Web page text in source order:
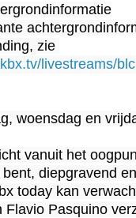
zie
livestreams/
woensdag en
vanuit het
diepgravend
today kan
Flavio Pasquino